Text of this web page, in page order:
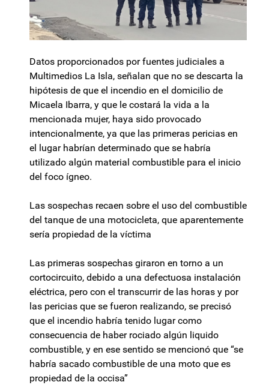
Datos proporcionados por fuentes judiciales a
Multimedios La Isla, señalan que no se descarta la
hipótesis de que el incendio en el domicilio de
Micaela Ibarra, y que le costará la vida a la
mencionada mujer, haya sido provocado
intencionalmente, ya que las primeras pericias en
el lugar habrían determinado que se habría
utilizado algún material combustible para el inicio
del foco ígneo.
Las sospechas recaen sobre el uso del combustible
del tanque de una motocicleta, que aparentemente
sería propiedad de la víctima
Las primeras sospechas giraron en torno a un
cortocircuito, debido a una defectuosa instalación
eléctrica, pero con el transcurrir de las horas y por
las pericias que se fueron realizando, se precisó
que el incendio habría tenido lugar como
consecuencia de haber rociado algún liquido
combustible, y en ese sentido se mencionó que “se
habría sacado combustible de una moto que es
propiedad de la occisa”